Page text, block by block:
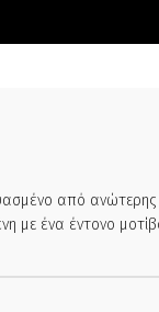
από
με ένα έντονο